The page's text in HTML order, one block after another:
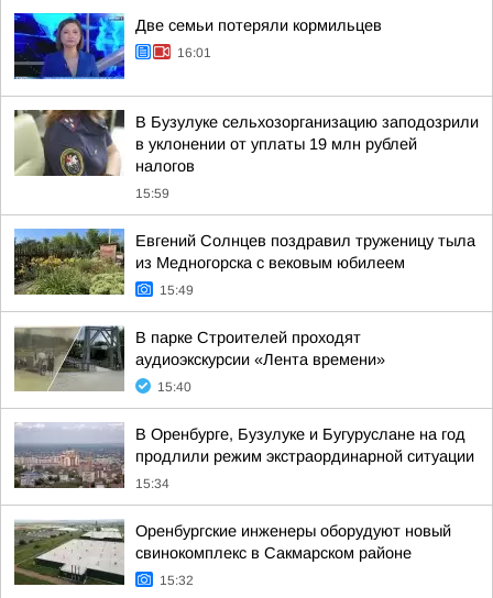
Две семьи потеряли кормильцев
16:01
В Бузулуке сельхозорганизацию заподозрили
в уклонении от уплаты 19 млн рублей
налогов
15:59
Евгений Солнцев поздравил труженицу тыла
из Медногорска с вековым юбилеем
15:49
В парке Строителей проходят
аудиоэкскурсии «Лента времени»
15:40
В Оренбурге, Бузулуке и Бугуруслане на год
продлили режим экстраординарной ситуации
15:34
Оренбургские инженеры оборудуют новый
свинокомплекс в Сакмарском районе
15:32